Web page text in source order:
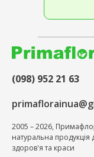
(098) 952 21 63
2005 – 2026,
натуральна продукція
здоров'я та краси